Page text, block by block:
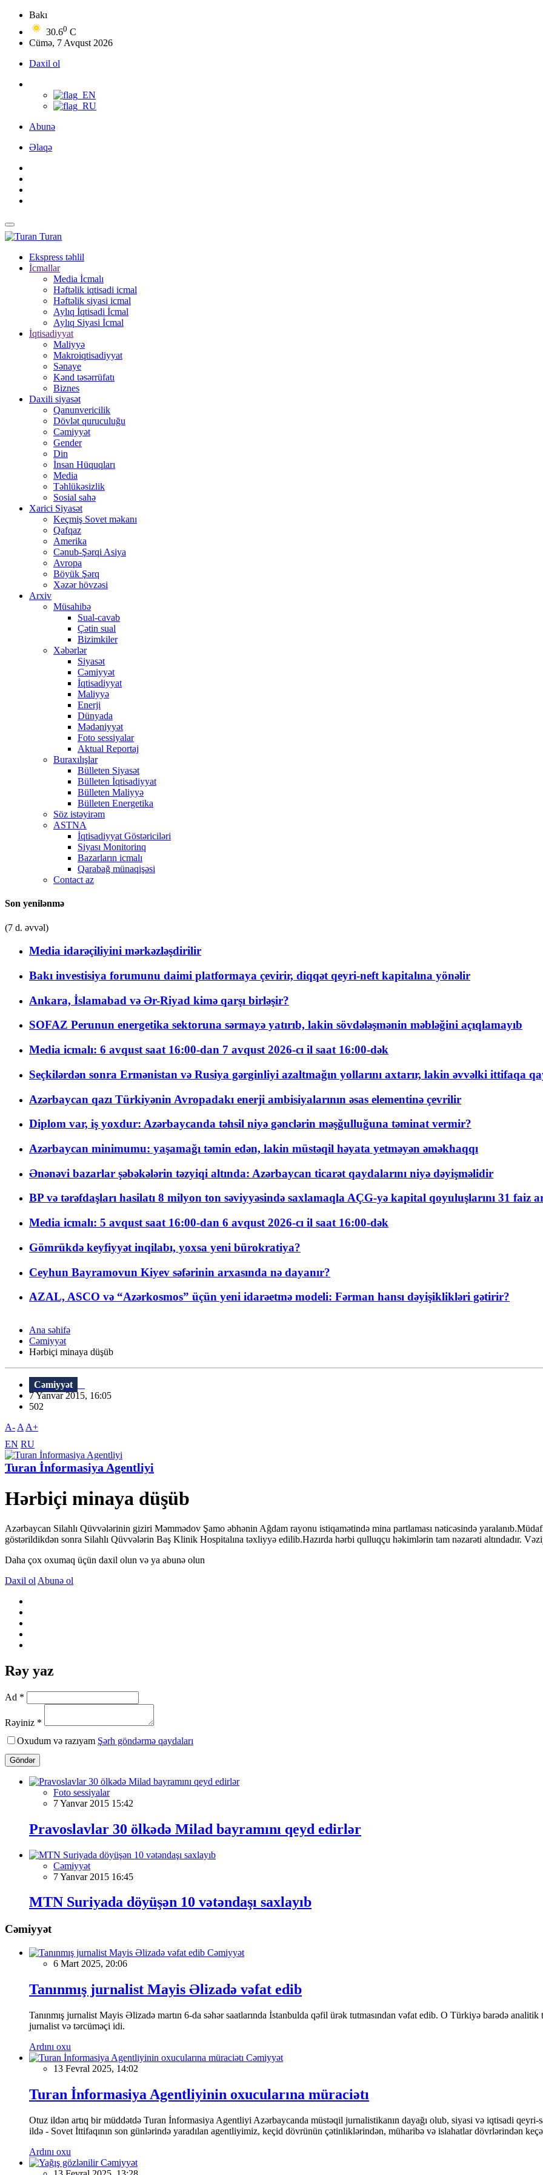
Bakı
30.60 C
Cümə, 7 Avqust 2026
Daxil ol
Abunə
Əlaqə
Turan
Ekspress təhlil
İcmallar
Media İcmalı
Həftəlik iqtisadi icmal
Həftəlik siyasi icmal
Aylıq İqtisadi İcmal
Aylıq Siyasi İcmal
İqtisadiyyat
Maliyyə
Makroiqtisadiyyat
Sənaye
Kənd təsərrüfatı
Biznes
Daxili siyasət
Qanunvericilik
Dövlət quruculuğu
Cəmiyyət
Gender
Din
İnsan Hüquqları
Media
Təhlükəsizlik
Sosial sahə
Xarici Siyasət
Keçmiş Sovet məkanı
Qafqaz
Amerika
Cənub-Şərqi Asiya
Avropa
Böyük Şərq
Xəzər hövzəsi
Arxiv
Müsahibə
Sual-cavab
Çətin sual
Bizimkiler
Xəbərlər
Siyasət
Cəmiyyət
İqtisadiyyat
Maliyyə
Enerji
Dünyada
Mədəniyyət
Foto sessiyalar
Aktual Reportaj
Buraxılışlar
Bülleten Siyasət
Bülleten İqtisadiyyat
Bülleten Maliyyə
Bülleten Energetika
Söz istəyirəm
ASTNA
İqtisadiyyat Göstəriciləri
Siyası Monitorinq
Bazarların icmalı
Qarabağ münaqişəsi
Contact az
Son yenilənmə
(7 d. əvvəl)
Media idarəçiliyini mərkəzləşdirilir
Bakı investisiya forumunu daimi platformaya çevirir, diqqət qeyri-neft kapitalına yönəlir
Ankara, İslamabad və Ər-Riyad kimə qarşı birləşir?
SOFAZ Perunun energetika sektoruna sərmayə yatırıb, lakin sövdələşmənin məbləğini açıqlamayıb
Media icmalı: 6 avqust saat 16:00-dan 7 avqust 2026-cı il saat 16:00-dək
Seçkilərdən sonra Ermənistan və Rusiya gərginliyi azaltmağın yollarını axtarır, lakin əvvəlki ittifaqa
Azərbaycan qazı Türkiyənin Avropadakı enerji ambisiyalarının əsas elementinə çevrilir
Diplom var, iş yoxdur: Azərbaycanda təhsil niyə gənclərin məşğulluğuna təminat vermir?
Azərbaycan minimumu: yaşamağı təmin edən, lakin müstəqil həyata yetməyən əməkhaqqı
Ənənəvi bazarlar şəbəkələrin təzyiqi altında: Azərbaycan ticarət qaydalarını niyə dəyişməlidir
BP və tərəfdaşları hasilatı 8 milyon ton səviyyəsində saxlamaqla AÇG-yə kapital qoyuluşlarını 31 faiz
Media icmalı: 5 avqust saat 16:00-dan 6 avqust 2026-cı il saat 16:00-dək
Gömrükdə keyfiyyət inqilabı, yoxsa yeni bürokratiya?
Ceyhun Bayramovun Kiyev səfərinin arxasında nə dayanır?
AZAL, ASCO və “Azərkosmos” üçün yeni idarəetmə modeli: Fərman hansı dəyişiklikləri gətirir?
Ana səhifə
Cəmiyyət
Hərbiçi minaya düşüb
Cəmiyyət
7 Yanvar 2015, 16:05
502
A- A A+
EN RU
Turan İnformasiya Agentliyi
Hərbiçi minaya düşüb
Azərbaycan Silahlı Qüvvələrinin giziri Məmmədov Şamo əbhənin Ağdam rayonu istiqamətində mina partlaması nəticəsində
göstərildikdən sonra Silahlı Qüvvələrin Baş Klinik Hospitalına təxliyyə edilib.Hazırda hərbi qulluqçu həkimlərin tam nəzarəti altındadır.
Daha çox oxumaq üçün daxil olun və ya abunə olun
Daxil ol Abunə ol
Rəy yaz
Ad *
Rəyiniz *
Oxudum və razıyam Şərh göndərmə qaydaları
Göndər
Foto sessiyalar
7 Yanvar 2015 15:42
Pravoslavlar 30 ölkədə Milad bayramını qeyd edirlər
Cəmiyyət
7 Yanvar 2015 16:45
MTN Suriyada döyüşən 10 vətəndaşı saxlayıb
Cəmiyyət
Cəmiyyət
6 Mart 2025, 20:06
Tanınmış jurnalist Mayis Əlizadə vəfat edib
Tanınmış jurnalist Mayis Əlizadə martın 6-da səhər saatlarında İstanbulda qəfil ürək tutmasından vəfat edib. O Türkiyə barədə
jurnalist və tərcüməçi idi.
Ardını oxu
Cəmiyyət
13 Fevral 2025, 14:02
Turan İnformasiya Agentliyinin oxucularına müraciətı
Otuz ildən artıq bir müddətdə Turan İnformasiya Agentliyi Azərbaycanda müstəqil jurnalistikanın dayağı olub, siyasi və iqtisadi
ildə - Sovet İttifaqının son günlərində yaradılan agentliyimiz, keçid dövrünün çətinliklərindən, müharibə və islahatlar dövrlərindən
Ardını oxu
Cəmiyyət